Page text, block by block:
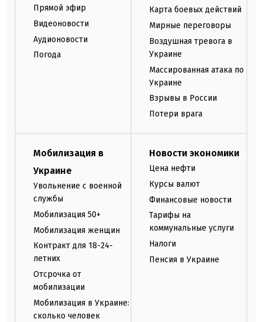
Прямой эфир
Видеоновости
Аудионовости
Погода
Карта боевых действий
Мирные переговоры
Воздушная тревога в
Украине
Массированная атака по
Украине
Взрывы в России
Потери врага
Мобилизация в
Украине
Увольнение с военной
службы
Мобилизация 50+
Мобилизация женщин
Контракт для 18-24-
летних
Отсрочка от
мобилизации
Мобилизация в Украине:
сколько человек
Новости экономики
Цена нефти
Курсы валют
Финансовые новости
Тарифы на
коммунальные услуги
Налоги
Пенсия в Украине